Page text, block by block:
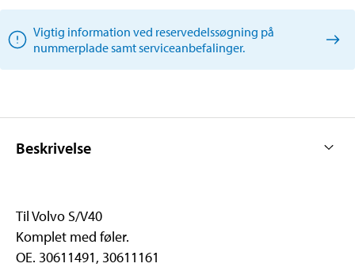
Vigtig information ved reservedelssøgning på
nummerplade samt serviceanbefalinger.
Beskrivelse
Til Volvo S/V40
Komplet med føler.
OE. 30611491, 30611161